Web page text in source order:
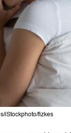
iStockphoto/fizkes